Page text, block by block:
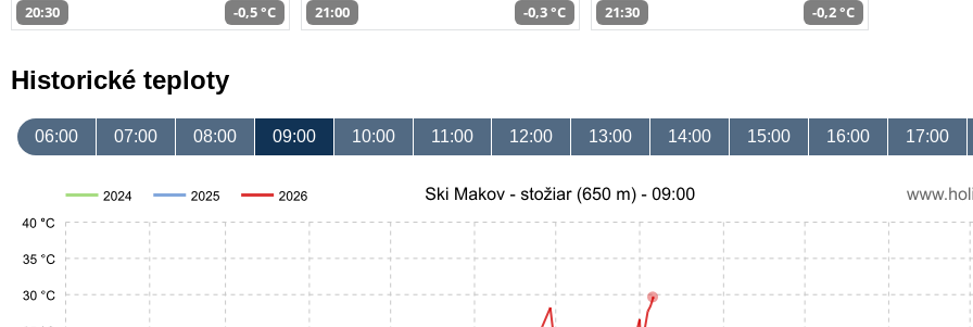
20:30 -0,5 °C 21:00 -0,3 °C 21:30 -0,2 °C
Historické teploty
06:00 07:00 08:00 09:00 10:00 11:00 12:00 13:00 14:00 15:00 16:00 17:00